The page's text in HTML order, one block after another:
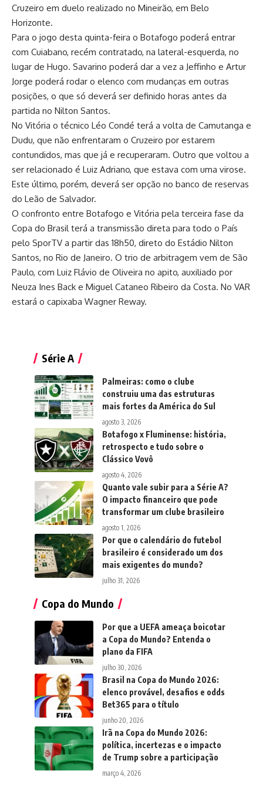
Cruzeiro em duelo realizado no Mineirão, em Belo
Horizonte.
Para o jogo desta quinta-feira o Botafogo poderá entrar
com Cuiabano, recém contratado, na lateral-esquerda, no
lugar de Hugo. Savarino poderá dar a vez a Jeffinho e Artur
Jorge poderá rodar o elenco com mudanças em outras
posições, o que só deverá ser definido horas antes da
partida no Nilton Santos.
No Vitória o técnico Léo Condé terá a volta de Camutanga e
Dudu, que não enfrentaram o Cruzeiro por estarem
contundidos, mas que já e recuperaram. Outro que voltou a
ser relacionado é Luiz Adriano, que estava com uma virose.
Este último, porém, deverá ser opção no banco de reservas
do Leão de Salvador.
O confronto entre Botafogo e Vitória pela terceira fase da
Copa do Brasil terá a transmissão direta para todo o País
pelo SporTV a partir das 18h50, direto do Estádio Nilton
Santos, no Rio de Janeiro. O trio de arbitragem vem de São
Paulo, com Luiz Flávio de Oliveira no apito, auxiliado por
Neuza Ines Back e Miguel Cataneo Ribeiro da Costa. No VAR
estará o capixaba Wagner Reway.
Série A
Palmeiras: como o clube
construiu uma das estruturas
mais fortes da América do Sul
agosto 3, 2026
Botafogo x Fluminense: história,
retrospecto e tudo sobre o
Clássico Vovô
agosto 4, 2026
Quanto vale subir para a Série A?
O impacto financeiro que pode
transformar um clube brasileiro
agosto 1, 2026
Por que o calendário do futebol
brasileiro é considerado um dos
mais exigentes do mundo?
julho 31, 2026
Copa do Mundo
Por que a UEFA ameaça boicotar
a Copa do Mundo? Entenda o
plano da FIFA
julho 30, 2026
Brasil na Copa do Mundo 2026:
elenco provável, desafios e odds
Bet365 para o título
junho 20, 2026
Irã na Copa do Mundo 2026:
política, incertezas e o impacto
de Trump sobre a participação
março 4, 2026